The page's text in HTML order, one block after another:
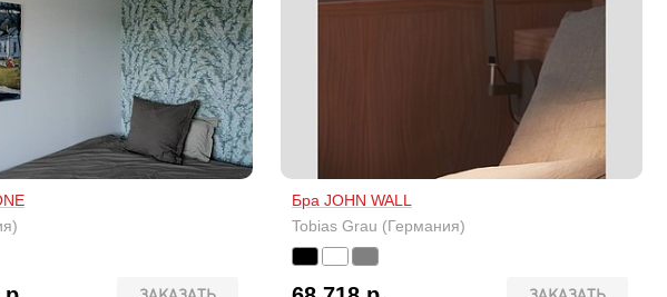
Бра JOHN WALL
Tobias Grau (Германия)